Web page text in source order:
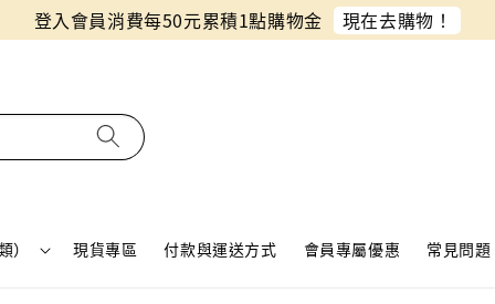
累積1點購物金 現在去購物！
現貨專區 付款與運送方式 會員專屬優惠 常見問